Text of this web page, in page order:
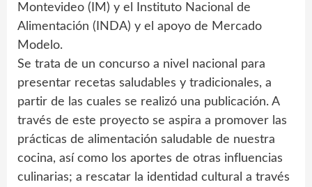
Montevideo (IM) y el Instituto Nacional de
Alimentación (INDA) y el apoyo de Mercado
Modelo.
Se trata de un concurso a nivel nacional para
presentar recetas saludables y tradicionales, a
partir de las cuales se realizó una publicación. A
través de este proyecto se aspira a promover las
prácticas de alimentación saludable de nuestra
cocina, así como los aportes de otras influencias
culinarias; a rescatar la identidad cultural a través